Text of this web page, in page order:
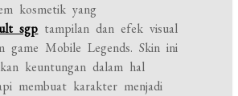
kosmetik yang
sgp tampilan dan efek visual
game Mobile Legends. Skin ini
keuntungan dalam hal
membuat karakter menjadi